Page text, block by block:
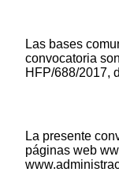
Las bases
convocatoria
HFP/688/2017,
La presente
páginas web